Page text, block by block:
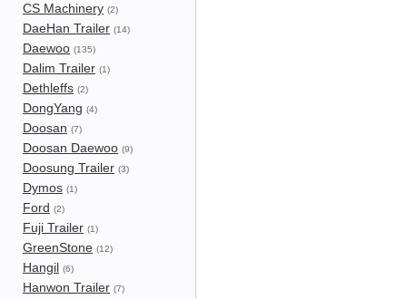
CS Machinery (2)
DaeHan Trailer (14)
Daewoo (135)
Dalim Trailer (1)
Dethleffs (2)
DongYang (4)
Doosan (7)
Doosan Daewoo (9)
Doosung Trailer (3)
Dymos (1)
Ford (2)
Fuji Trailer (1)
GreenStone (12)
Hangil (6)
Hanwon Trailer (7)